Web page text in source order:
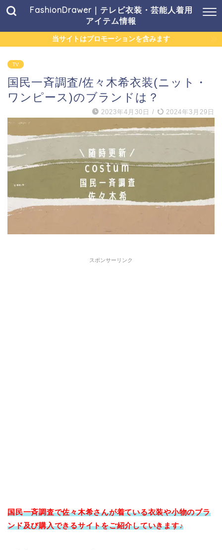
FashionDrawer｜テレビ衣装・芸能人着用
アイテム情報
当サイトはプロモーションを含みます
TV
国民一斉調査/佐々木希衣装(ニット・
ワンピース)のブランドは？
2023年4月30日 / 2024年3月29日
スポンサーリンク
国民一斉調査で佐々木希さんが着ている衣装や小物のブラ
ンド及び購入できるサイトをご紹介していきます♪